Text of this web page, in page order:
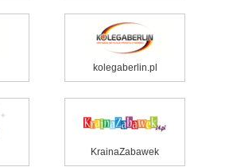
kolegaberlin.pl
KrainaZabawek